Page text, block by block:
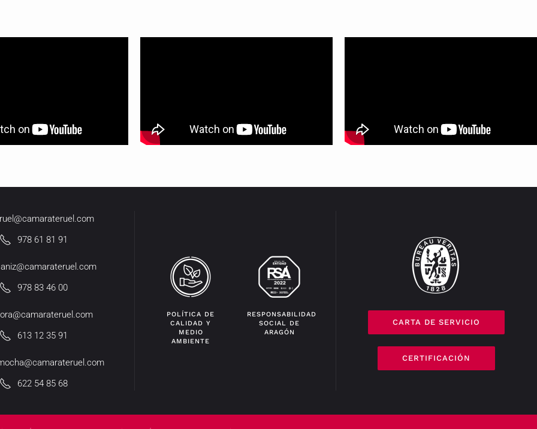
978 61 81 91
978 83 46 00
613 12 35 91
622 54 85 68
POLÍTICA DE
CALIDAD Y
MEDIO
AMBIENTE
RESPONSABILIDAD
SOCIAL DE
ARAGÓN
CARTA DE SERVICIO
CERTIFICACIÓN